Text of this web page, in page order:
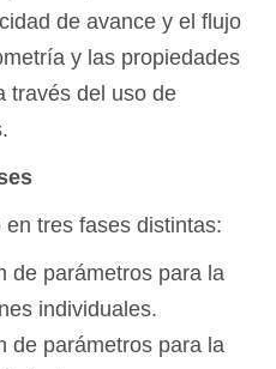
de avance y el flujo
y las propiedades
través del uso de
tres fases distintas:
de parámetros para la
individuales.
de parámetros para la